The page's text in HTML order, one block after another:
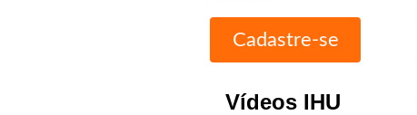
Vídeos IHU